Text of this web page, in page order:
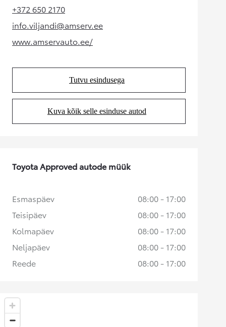
+372 650 2170(Opens in new tab)
info.viljandi@amserv.ee
(Opens in new tab)
www.amservauto.ee/
(Opens in new tab)
Tutvu esindusega
(Opens in new tab)
Kuva kõik selle esinduse autod
(Opens in new tab)
Toyota Approved autode müük
Esmaspäev
08:00 - 17:00
Teisipäev
08:00 - 17:00
Kolmapäev
08:00 - 17:00
Neljapäev
08:00 - 17:00
Reede
08:00 - 17:00